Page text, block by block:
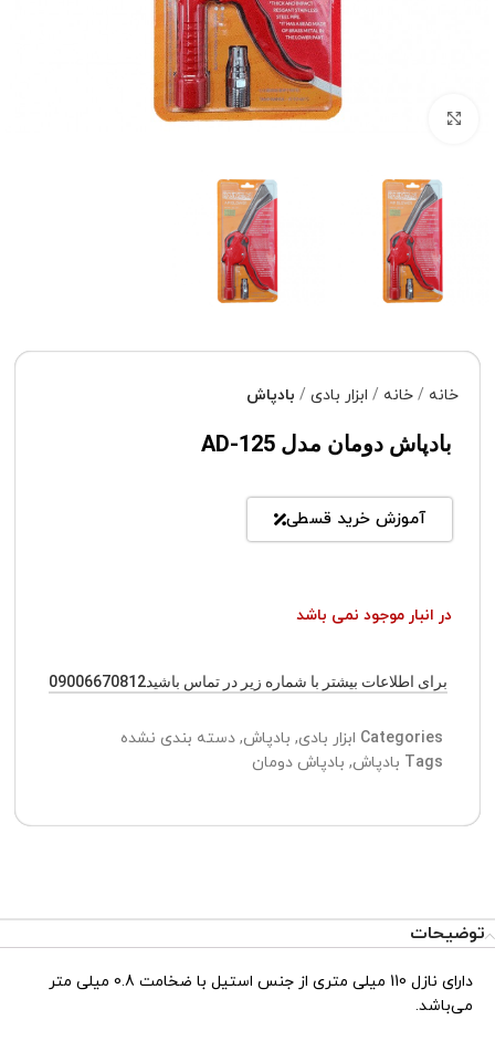
برای بزرگنمایی کلیک کنید
خانه خانه ابزار بادی بادپاش
بادپاش دومان مدل AD-125
آموزش خرید قسطی
در انبار موجود نمی باشد
برای اطلاعات بیشتر با شماره زیر در تماس باشید09006670812
Categories ابزار بادی, بادپاش, دسته بندی نشده
Tags بادپاش, بادپاش دومان
توضیحات
دارای نازل 110 میلی متری از جنس استیل با ضخامت 0.8 میلی متر
می‌باشد.